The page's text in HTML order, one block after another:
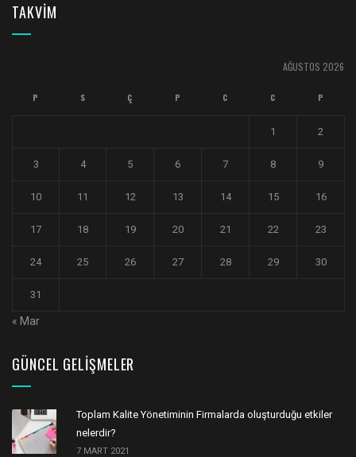
TAKVİM
AĞUSTOS 2026
P S Ç P C C P
1 2
3 4 5 6 7 8 9
10 11 12 13 14 15 16
17 18 19 20 21 22 23
24 25 26 27 28 29 30
31
« Mar
GÜNCEL GELIŞMELER
Toplam Kalite Yönetiminin Firmalarda oluşturduğu etkiler
nelerdir?
7 MART 2021